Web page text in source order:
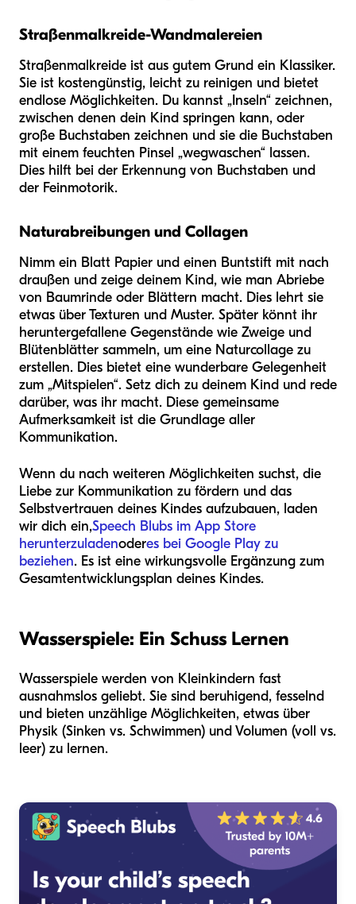
Straßenmalkreide-Wandmalereien
Straßenmalkreide ist aus gutem Grund ein Klassiker.
Sie ist kostengünstig, leicht zu reinigen und bietet
endlose Möglichkeiten. Du kannst „Inseln“ zeichnen,
zwischen denen dein Kind springen kann, oder
große Buchstaben zeichnen und sie die Buchstaben
mit einem feuchten Pinsel „wegwaschen“ lassen.
Dies hilft bei der Erkennung von Buchstaben und
der Feinmotorik.
Naturabreibungen und Collagen
Nimm ein Blatt Papier und einen Buntstift mit nach
draußen und zeige deinem Kind, wie man Abriebe
von Baumrinde oder Blättern macht. Dies lehrt sie
etwas über Texturen und Muster. Später könnt ihr
heruntergefallene Gegenstände wie Zweige und
Blütenblätter sammeln, um eine Naturcollage zu
erstellen. Dies bietet eine wunderbare Gelegenheit
zum „Mitspielen“. Setz dich zu deinem Kind und rede
darüber, was ihr macht. Diese gemeinsame
Aufmerksamkeit ist die Grundlage aller
Kommunikation.
Wenn du nach weiteren Möglichkeiten suchst, die
Liebe zur Kommunikation zu fördern und das
Selbstvertrauen deines Kindes aufzubauen, laden
wir dich ein,Speech Blubs im App Store
herunterzuladenoderes bei Google Play zu
beziehen. Es ist eine wirkungsvolle Ergänzung zum
Gesamtentwicklungsplan deines Kindes.
Wasserspiele: Ein Schuss Lernen
Wasserspiele werden von Kleinkindern fast
ausnahmslos geliebt. Sie sind beruhigend, fesselnd
und bieten unzählige Möglichkeiten, etwas über
Physik (Sinken vs. Schwimmen) und Volumen (voll vs.
leer) zu lernen.